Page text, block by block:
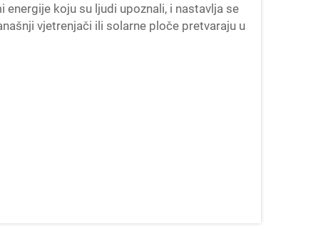
koju su ljudi upoznali, i nastavlja se
vjetrenjači ili solarne ploče pretvaraju u